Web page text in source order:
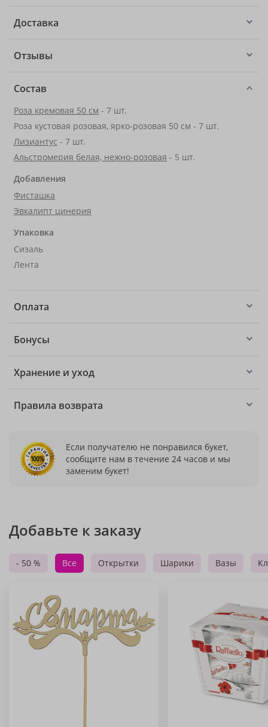
Доставка
Отзывы
Состав
Роза кремовая 50 см - 7 шт.
Роза кустовая розовая, ярко-розовая 50 см - 7 шт.
Лизиантус - 7 шт.
Альстромерия белая, нежно-розовая - 5 шт.
Добавления
Фисташка
Эвкалипт цинерия
Упаковка
Сизаль
Лента
Оплата
Бонусы
Хранение и уход
Правила возврата
Если получателю не понравился букет,
сообщите нам в течение 24 часов и мы
заменим букет!
Добавьте к заказу
- 50 % Все Открытки Шарики Вазы